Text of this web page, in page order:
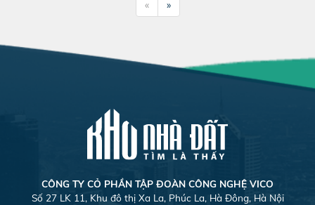
« »
CÔNG TY CỎ PHẦN TẬP ĐOÀN CÔNG NGHỆ VICO
Số 27 LK 11, Khu đô thị Xa La, Phúc La, Hà Đông, Hà Nội